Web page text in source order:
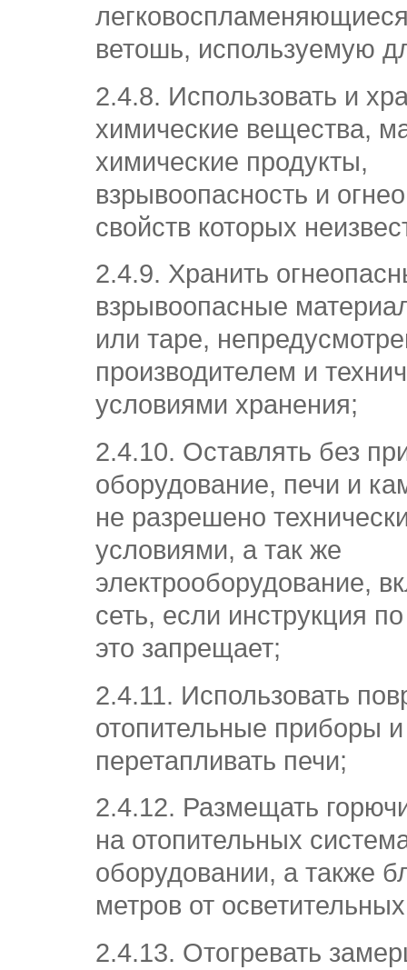
ветошь, используемую
2.4.8. Использовать и
химические вещества,
химические продукты,
взрывоопасность и
свойств которых
2.4.9. Хранить
взрывоопасные
или таре,
производителем и
условиями хранения;
2.4.10. Оставлять без
оборудование, печи и
не разрешено
условиями, а так же
электрооборудование,
сеть, если инструкция
это запрещает;
2.4.11. Использовать
отопительные приборы
перетапливать печи;
2.4.12. Размещать
на отопительных
оборудовании, а также
метров от
2.4.13. Отогревать